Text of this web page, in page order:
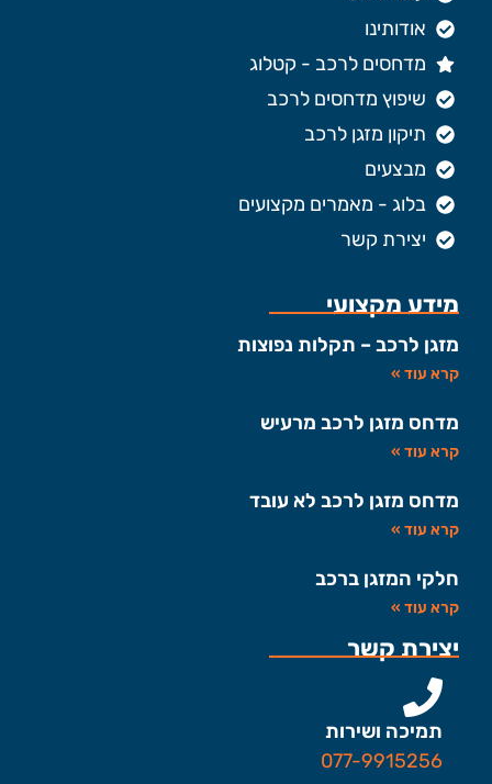
אודותינו
מדחסים לרכב - קטלוג
שיפוץ מדחסים לרכב
תיקון מזגן לרכב
מבצעים
בלוג - מאמרים מקצועים
יצירת קשר
מידע מקצועי
מזגן לרכב – תקלות נפוצות
קרא עוד »
מדחס מזגן לרכב מרעיש
קרא עוד »
מדחס מזגן לרכב לא עובד
קרא עוד »
חלקי המזגן ברכב
קרא עוד »
יצירת קשר
תמיכה ושירות
077-9915256